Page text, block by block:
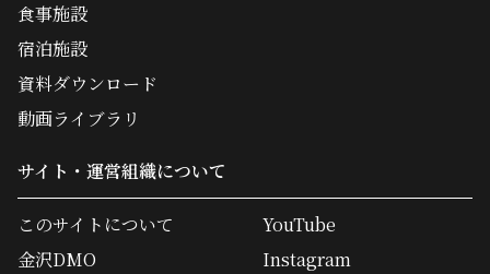
食事施設
宿泊施設
資料ダウンロード
動画ライブラリ
サイト・運営組織について
このサイトについて
金沢DMO
YouTube
Instagram